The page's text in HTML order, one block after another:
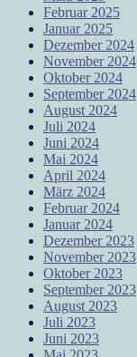
Februar 2025
Januar 2025
Dezember 2024
November 2024
Oktober 2024
September 2024
August 2024
Juli 2024
Juni 2024
Mai 2024
April 2024
März 2024
Februar 2024
Januar 2024
Dezember 2023
November 2023
Oktober 2023
September 2023
August 2023
Juli 2023
Juni 2023